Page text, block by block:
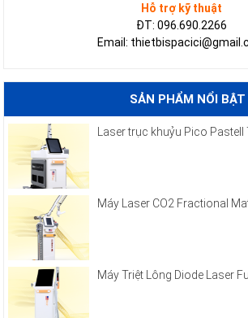
Hỗ trợ kỹ thuật
ĐT: 096.690.2266
Email:
SẢN PHẨM NỔI BẬT
Laser trục khuỷu Pico Pastell
Máy Laser CO2 Fractional
Máy Triệt Lông Diode Laser